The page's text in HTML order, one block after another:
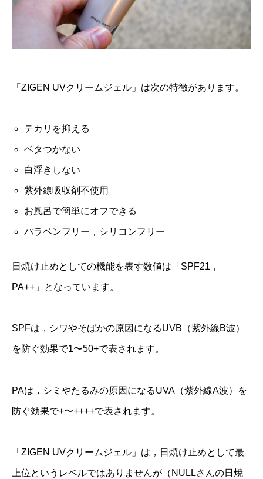
「ZIGEN UVクリームジェル」は次の特徴があります。
テカリを抑える
ベタつかない
白浮きしない
紫外線吸収剤不使用
お風呂で簡単にオフできる
パラベンフリー，シリコンフリー
日焼け止めとしての機能を表す数値は「SPF21，
PA++」となっています。
SPFは，シワやそばかの原因になるUVB（紫外線B波）
を防ぐ効果で1〜50+で表されます。
PAは，シミやたるみの原因になるUVA（紫外線A波）を
防ぐ効果で+〜++++で表されます。
「ZIGEN UVクリームジェル」は，日焼け止めとして最
上位というレベルではありませんが（NULLさんの日焼